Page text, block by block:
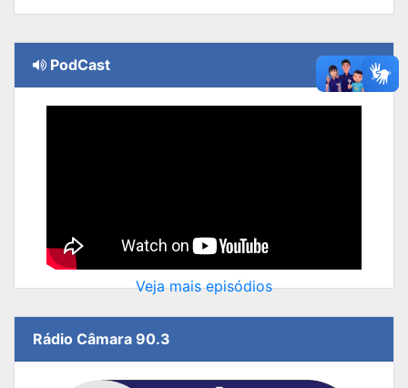
PodCast
Veja mais episódios
Rádio Câmara 90.3